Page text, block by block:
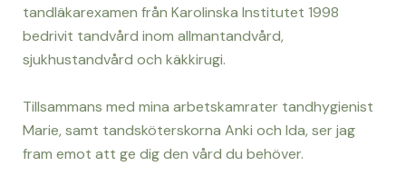
tandläkarexamen från Karolinska Institutet 1998
bedrivit tandvård inom allmantandvård,
sjukhustandvård och käkkirugi.
Tillsammans med mina arbetskamrater tandhygienist
Marie, samt tandsköterskorna Anki och Ida, ser jag
fram emot att ge dig den vård du behöver.